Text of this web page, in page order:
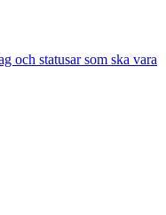
och statusar som ska vara